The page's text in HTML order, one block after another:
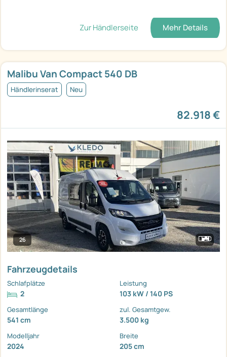
Zur Händlerseite Mehr Details
Malibu Van Compact 540 DB
Händlerinserat Neu
82.918 €
26
Fahrzeugdetails
Schlafplätze
2
Leistung
103 kW / 140 PS
Gesamtlänge
541 cm
zul. Gesamtgew.
3.500 kg
Modelljahr
2024
Breite
205 cm